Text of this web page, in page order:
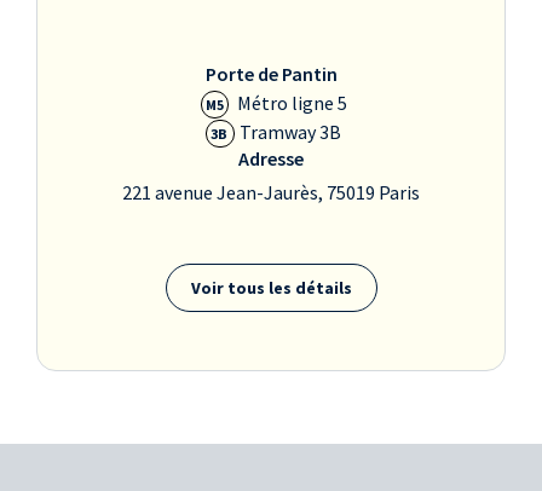
Porte de Pantin
M5 Métro ligne 5
3B
Tramway 3B
Adresse
221 avenue Jean-Jaurès, 75019 Paris
Voir tous les détails